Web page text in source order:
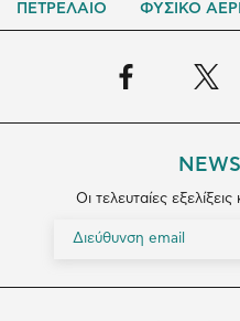
ΠΕΤΡΕΛΑΙΟ ΦΥΣΙΚΟ
Οι τελευταίες